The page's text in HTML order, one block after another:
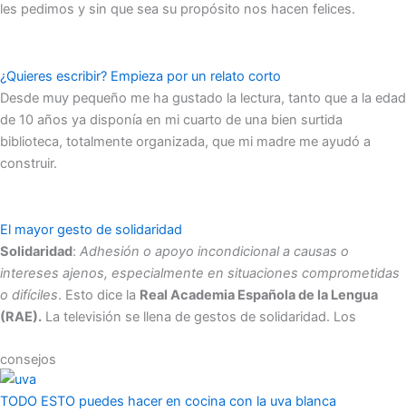
les pedimos y sin que sea su propósito nos hacen felices.
¿Quieres escribir? Empieza por un relato corto
Desde muy pequeño me ha gustado la lectura, tanto que a la edad
de 10 años ya disponía en mi cuarto de una bien surtida
biblioteca, totalmente organizada, que mi madre me ayudó a
construir.
El mayor gesto de solidaridad
Solidaridad: Adhesión o apoyo incondicional a causas o
intereses ajenos, especialmente en situaciones comprometidas
o difíciles. Esto dice la Real Academia Española de la Lengua
(RAE). La televisión se llena de gestos de solidaridad. Los
consejos
TODO ESTO puedes hacer en cocina con la uva blanca